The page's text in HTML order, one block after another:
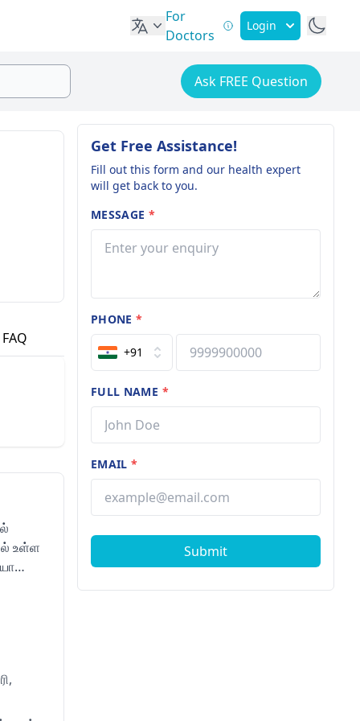
For
Doctors
Login
Ask FREE Question
FAQ
உள்ள
Get Free Assistance!
Fill out this form and our health expert
will get back to you.
MESSAGE *
PHONE*
+91
FULL NAME *
EMAIL*
Submit